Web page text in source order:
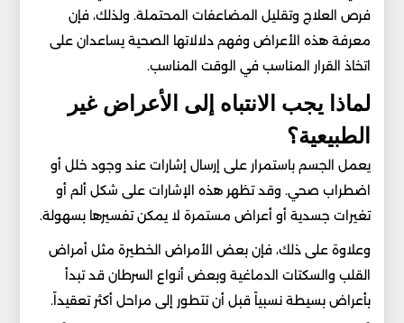
فرص العلاج وتقليل المضاعفات المحتملة. ولذلك، فإن
معرفة هذه الأعراض وفهم دلالاتها الصحية يساعدان على
اتخاذ القرار المناسب في الوقت المناسب.
لماذا يجب الانتباه إلى الأعراض غير
الطبيعية؟
يعمل الجسم باستمرار على إرسال إشارات عند وجود خلل أو
اضطراب صحي. وقد تظهر هذه الإشارات على شكل ألم أو
تغيرات جسدية أو أعراض مستمرة لا يمكن تفسيرها بسهولة.
وعلاوة على ذلك، فإن بعض الأمراض الخطيرة مثل أمراض
القلب والسكتات الدماغية وبعض أنواع السرطان قد تبدأ
بأعراض بسيطة نسبياً قبل أن تتطور إلى مراحل أكثر تعقيداً.